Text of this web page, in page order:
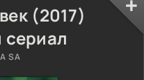
(2017)
сериал
SA